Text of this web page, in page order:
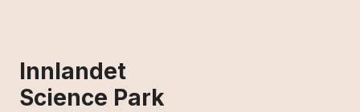
Innlandet
Science Park